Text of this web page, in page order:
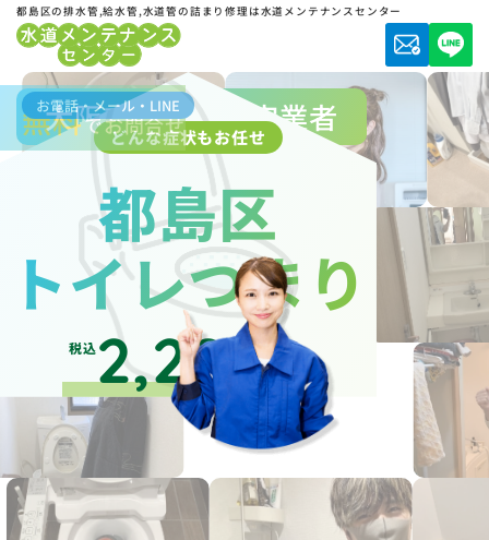
都島区の排水管,給水管,水道管の詰まり修理は水道メンテナンスセンター
大阪市水道局指定業者
どんな症状もお任せ
都島区
トイレつまり
税込2,200円～
お電話・メール・LINE
無料でお問合せ